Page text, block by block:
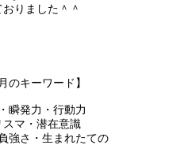
りました＾＾
のキーワード】
瞬発力・行動力
スマ・潜在意識
強さ・生まれたての